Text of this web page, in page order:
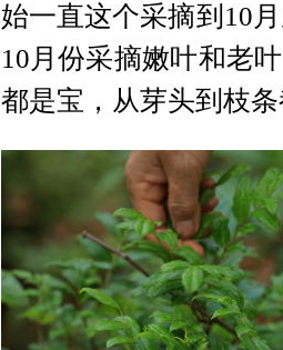
始一直这个采摘到10
10月份采摘嫩叶和老
都是宝，从芽头到枝